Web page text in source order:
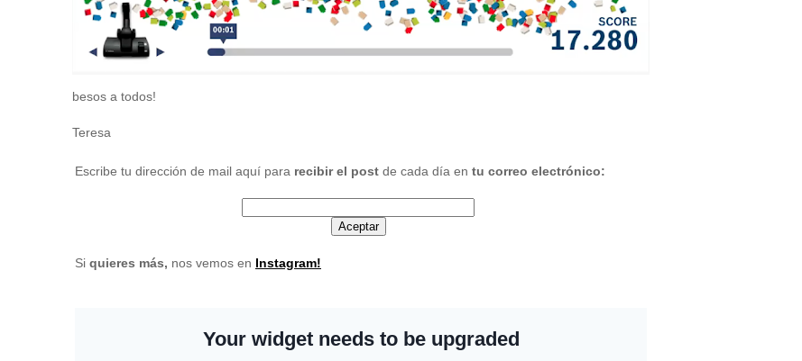
besos a todos!
Teresa
Escribe tu dirección de mail aquí para recibir el post de cada día en tu correo electrónico:
Si quieres más, nos vemos en Instagram!